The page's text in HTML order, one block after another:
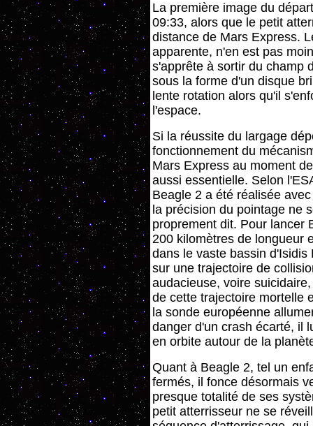
La première image du
09:33, alors que le petit
distance de Mars Express.
apparente, n'en est pas
s'apprête à sortir du champ
sous la forme d'un disque
lente rotation alors qu'il
l'espace.
Si la réussite du largage
fonctionnement du
Mars Express au moment
aussi essentielle. Selon
Beagle 2 a été réalisée
la précision du pointage ne
proprement dit. Pour lancer
200 kilomètres de longueur
dans le vaste bassin
sur une trajectoire de
audacieuse, voire
de cette trajectoire mortelle
la sonde européenne
danger d'un crash écarté, il
en orbite autour de la
Quant à Beagle 2, tel un
fermés, il fonce désormais
presque totalité de ses
petit atterrisseur ne se